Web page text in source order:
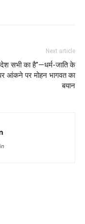
Next article
सभी का है”—धर्म-जाति के
आंकने पर मोहन भागवत का
बयान